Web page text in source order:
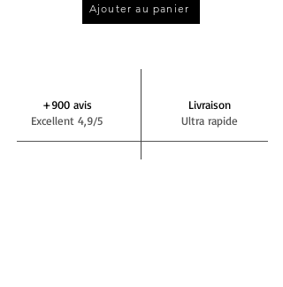
Ajouter au panier
+900 avis
Excellent 4,9/5
Livraison
Ultra rapide